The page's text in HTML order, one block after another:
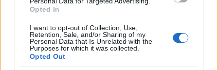
Opted In
I want to opt-out of Collection, Use,
Retention, Sale, and/or Sharing of my
Personal Data that Is Unrelated with the
Purposes for which it was collected.
Opted Out
18:2410.01.25
πολύωρο χειρουργείο και μεταφέρεται στη